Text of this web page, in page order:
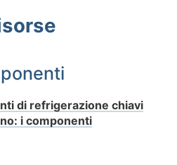
di refrigerazione chiavi
i componenti